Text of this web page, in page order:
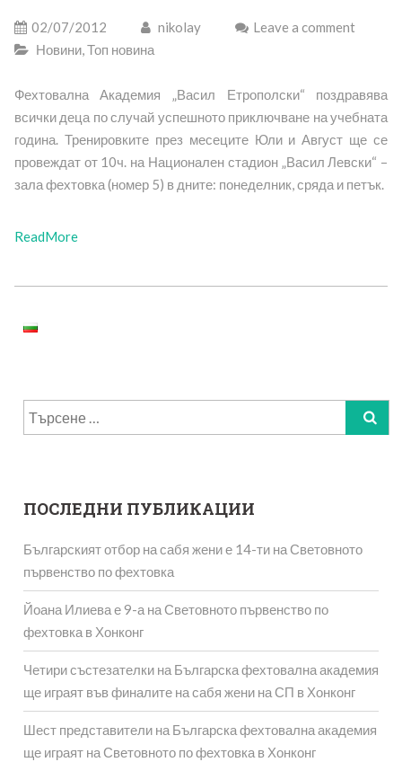
02/07/2012 nikolay
Leave a comment
Новини,Топ новина
Фехтовална Академия „Васил Етрополски“ поздравява
всички деца по случай успешното приключване на учебната
година. Тренировките през месеците Юли и Август ще се
провеждат от 10ч. на Национален стадион „Васил Левски“ –
зала фехтовка (номер 5) в дните: понеделник, сряда и петък.
ReadMore
Търсене
за:
ПОСЛЕДНИ ПУБЛИКАЦИИ
Българският отбор на сабя жени е 14-ти на Световното
първенство по фехтовка
Йоана Илиева е 9-а на Световното първенство по
фехтовка в Хонконг
Четири състезателки на Българска фехтовална академия
ще играят във финалите на сабя жени на СП в Хонконг
Шест представители на Българска фехтовална академия
ще играят на Световното по фехтовка в Хонконг